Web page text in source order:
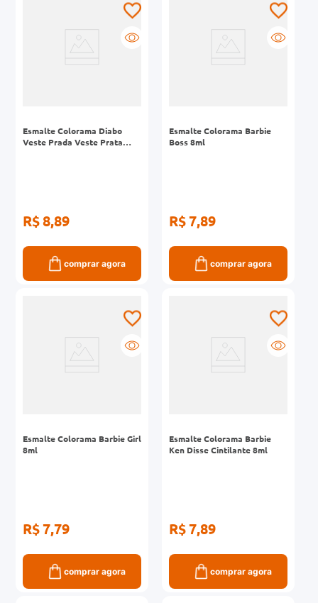
Esmalte Colorama Diabo
Veste Prada Veste Prata
R$ 8,89
comprar agora
Esmalte Colorama Barbie
Boss 8ml
R$ 7,89
comprar agora
Esmalte Colorama Barbie Girl
8ml
R$ 7,79
comprar agora
Esmalte Colorama Barbie
Ken Disse Cintilante 8ml
R$ 7,89
comprar agora